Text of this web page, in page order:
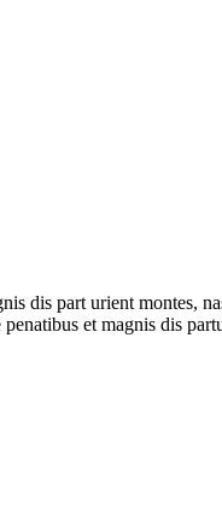
dis part urient montes,
et magnis dis